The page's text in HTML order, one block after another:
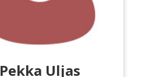
Pekka Uljas